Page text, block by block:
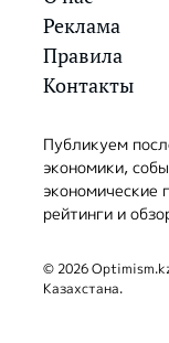
Реклама
Правила
Контакты
Публикуем
экономики,
экономические
рейтинги и
© 2026
Казахстана.